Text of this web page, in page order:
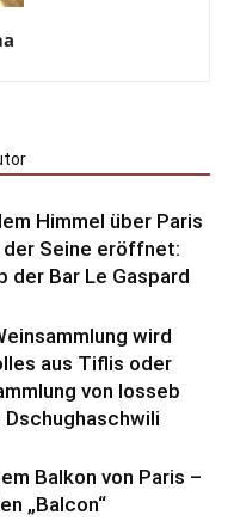
Himmel über Paris
der Seine eröffnet:
der Bar Le Gaspard
wird
aus Tiflis oder
von Iosseb
Balkon von Paris –
„Balcon“